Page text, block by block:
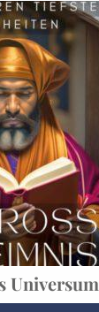
Universum